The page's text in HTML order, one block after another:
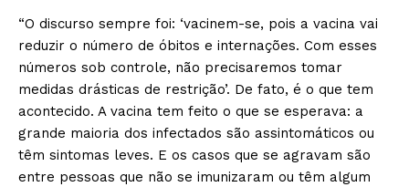
“O discurso sempre foi: ‘vacinem-se, pois a vacina vai
reduzir o número de óbitos e internações. Com esses
números sob controle, não precisaremos tomar
medidas drásticas de restrição’. De fato, é o que tem
acontecido. A vacina tem feito o que se esperava: a
grande maioria dos infectados são assintomáticos ou
têm sintomas leves. E os casos que se agravam são
entre pessoas que não se imunizaram ou têm algum